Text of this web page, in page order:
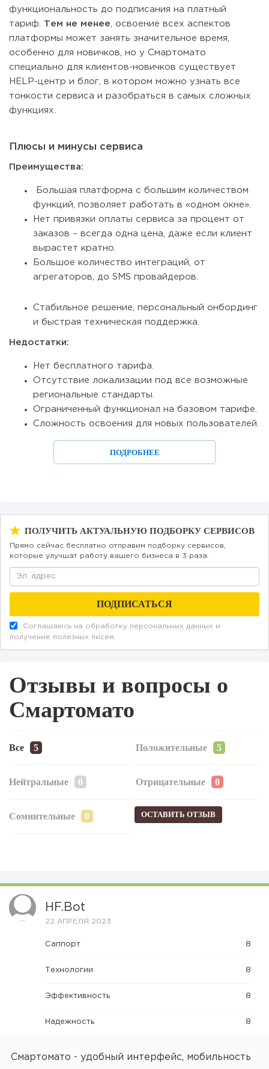
функциональность до подписания на платный
тариф. Тем не менее , освоение всех аспектов
платформы может занять значительное время,
особенно для новичков, но у Смартомато
специально для клиентов-новичков существует
HELP-центр и блог, в котором можно узнать все
тонкости сервиса и разобраться в самых сложных
функциях.
Плюсы и минусы сервиса
Преимущества:
Большая платформа с большим количеством
функций, позволяет работать в «одном окне».
Нет привязки оплаты сервиса за процент от
заказов – всегда одна цена, даже если клиент
вырастет кратно.
Большое количество интеграций, от
агрегаторов, до SMS провайдеров.
Стабильное решение, персональный онбординг
и быстрая техническая поддержка.
Недостатки:
Нет бесплатного тарифа.
Отсутствие локализации под все возможные
региональные стандарты.
Ограниченный функционал на базовом тарифе.
Сложность освоения для новых пользователей.
ПОДРОБНЕЕ
ПОЛУЧИТЬ АКТУАЛЬНУЮ ПОДБОРКУ СЕРВИСОВ
Прямо сейчас бесплатно отправим подборку сервисов,
которые улучшат работу вашего бизнеса в 3 раза.
Соглашаюсь на обработку персональных данных и
получение полезных писем.
Отзывы и вопросы о
Смартомато
Все Положительные
Нейтральные Отрицательные
Сомнительные ОСТАВИТЬ ОТЗЫВ
HF.bot
22 АПРЕЛЯ 2023
Саппорт 8
Технологии 8
Эффективность 8
Надежность 8
Смартомато - удобный интерфейс, мобильность